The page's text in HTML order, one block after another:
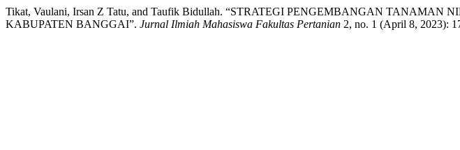
Tikat, Vaulani, Irsan Z Tatu, and Taufik Bidullah. “STRATEGI PENGEMBANGAN TANAMAN
KABUPATEN BANGGAI”. Jurnal Ilmiah Mahasiswa Fakultas Pertanian 2, no. 1 (April 8, 2023):